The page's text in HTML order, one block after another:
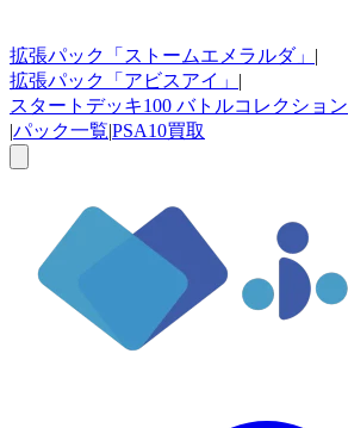
拡張パック 「ストームエメラルダ」 |
拡張パック
「アビスアイ」 |
スタートデッキ100 バトルコレクション
|パック一覧|PSA10買取